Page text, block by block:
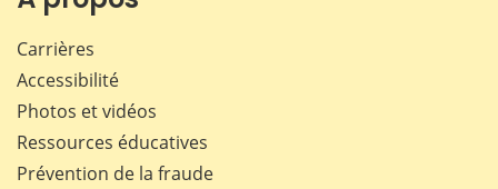
Carrières
Accessibilité
Photos et vidéos
Ressources éducatives
Prévention de la fraude